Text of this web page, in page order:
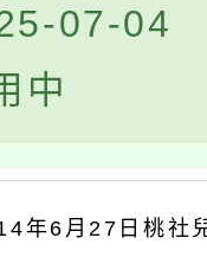
07-04
中
年6月27日桃社